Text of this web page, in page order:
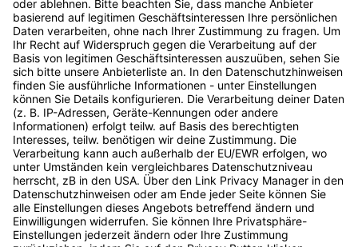
Digital Bash ist …
… die größte Event-Reihe der
Digitalbranche (bezogen auf
die Anzahl der jährlichen
Events) mit
Expert:innenwissen, das dich
und dein Unternehmen nach
vorne bringt. Die Event-Reihe
ist für Entscheider:innen im
Digitalraum ebenso geeignet
wie für alle, die es werden
wollen. Made by
Startseite
Kommende Events
Vergangene Events
Unsere Speaker
Speaker werden
Als Unternehmen dabei
sein
Account erstellen
Podcast